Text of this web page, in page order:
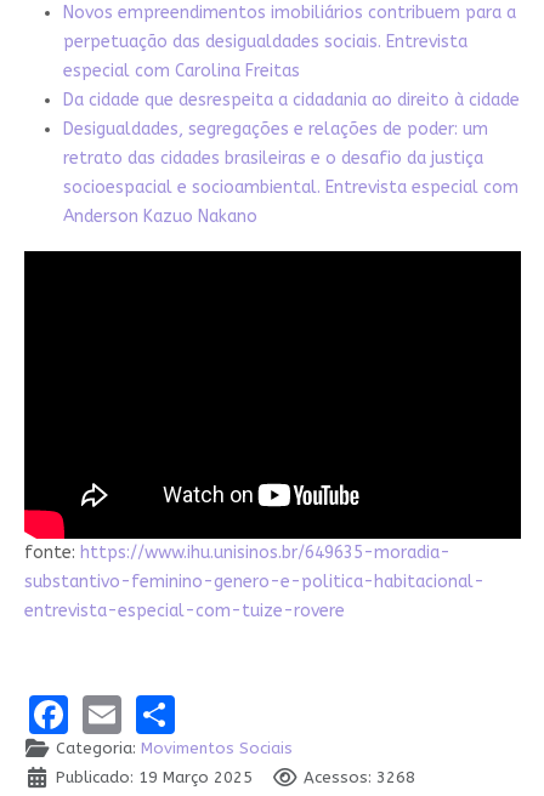
Novos empreendimentos imobiliários contribuem para a
perpetuação das desigualdades sociais. Entrevista
especial com Carolina Freitas
Da cidade que desrespeita a cidadania ao direito à cidade
Desigualdades, segregações e relações de poder: um
retrato das cidades brasileiras e o desafio da justiça
socioespacial e socioambiental. Entrevista especial com
Anderson Kazuo Nakano
fonte: https://www.ihu.unisinos.br/649635-moradia-
substantivo-feminino-genero-e-politica-habitacional-
entrevista-especial-com-tuize-rovere
Facebook
EmailShare
Categoria: Movimentos Sociais
Publicado: 19 Março 2025
Acessos: 3268